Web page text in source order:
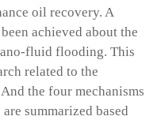
oil recovery. A
achieved about the
fluid flooding. This
related to the
the four mechanisms
summarized based